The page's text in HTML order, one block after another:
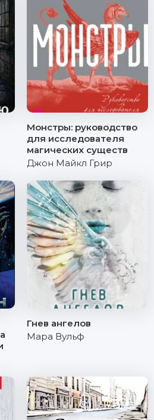
Монстры: руководство
для исследователя
магических существ
Джон Майкл Грир
Гнев ангелов
Мара Вульф